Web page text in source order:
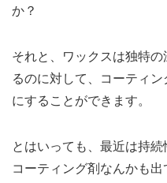
か？
それと、ワックスは独特
るのに対して、コーティ
にすることができます。
とはいっても、最近は持
コーティング剤なんかも